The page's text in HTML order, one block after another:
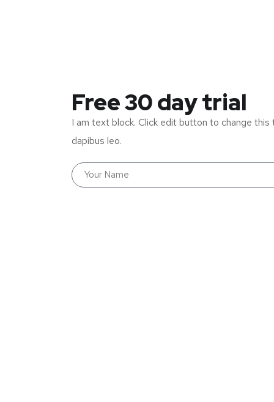
Free 30 day trial
I am text block. Click edit button to change
dapibus leo.